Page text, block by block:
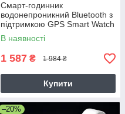
Смарт-годинник
водонепроникний Bluetooth з
підтримкою GPS Smart Watch
Remax WATCH12
В наявності
1 587 ₴ 1 984 ₴
Купити
–20%